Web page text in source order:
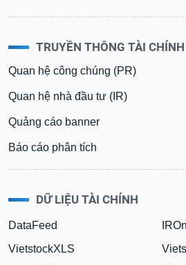
TRUYỀN THÔNG TÀI CHÍNH
Quan hệ công chúng (PR)
Quan hệ nhà đầu tư (IR)
Quảng cáo banner
Báo cáo phân tích
DỮ LIỆU TÀI CHÍNH
DataFeed
VietstockXLS